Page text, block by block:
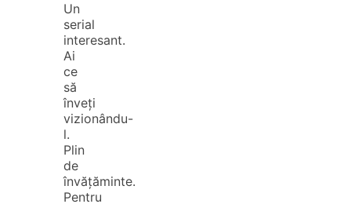
Un
serial
interesant.
Ai
ce
să
înveți
vizionându-
l.
Plin
de
învățăminte.
Pentru